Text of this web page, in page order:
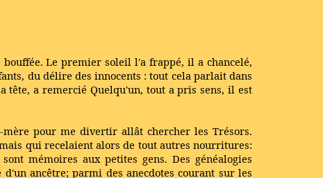
Le premier soleil l'a frappé, il a chancelé,
du délire des innocents : tout cela parlait dans
tête, a remercié Quelqu'un, tout a pris sens, il est
pour me divertir allât chercher les Trésors.
qui recelaient alors de tout autres nourritures:
mémoires aux petites gens. Des généalogies
ancêtre; parmi des anecdotes courant sur les